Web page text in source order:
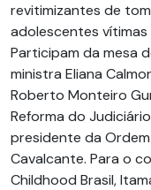
revitimizantes de
adolescentes vítimas
Participam da mesa
ministra Eliana
Roberto Monteiro
Reforma do
presidente da
Cavalcante. Para o
Childhood Brasil,